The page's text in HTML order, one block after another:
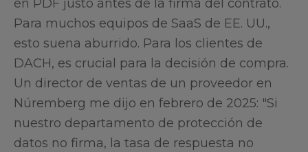
en PDF justo antes de la firma del contrato.
Para muchos equipos de SaaS de EE. UU.,
esto suena aburrido. Para los clientes de
DACH, es crucial para la decisión de compra.
Un director de ventas de un proveedor en
Núremberg me dijo en febrero de 2025: "Si
nuestro departamento de protección de
datos no firma, la tasa de respuesta no